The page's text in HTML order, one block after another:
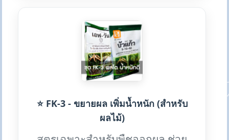
⭐ FK-3 - ขยายผล เพิ่มน้ำหนัก (สำหรับ
ผลไม้)